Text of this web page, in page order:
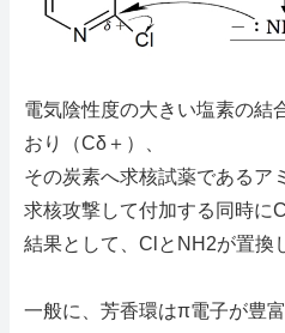
電気陰性度の大きい塩素の結
おり（Cδ＋）、
その炭素へ求核試薬であるア
求核攻撃して付加する同時に
結果として、ClとNH2が置換
一般に、芳香環はπ電子が豊富